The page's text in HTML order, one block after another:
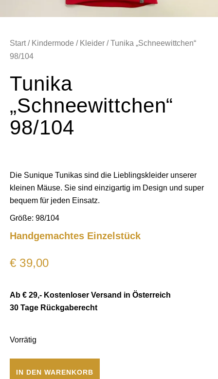
Start/ Kindermode / Kleider / Tunika „Schneewittchen“
98/104
Tunika
„Schneewittchen“
98/104
Die Sunique Tunikas sind die Lieblingskleider unserer
kleinen Mäuse. Sie sind einzigartig im Design und super
bequem für jeden Einsatz.
Größe: 98/104
Handgemachtes Einzelstück
€ 39,00
Ab € 29,- Kostenloser Versand in Österreich
30 Tage Rückgaberecht
Vorrätig
IN DEN WARENKORB